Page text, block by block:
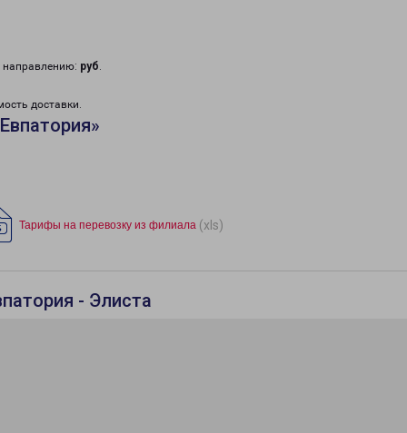
руб.
доставки.
Тарифы на перевозку из филиала (xls)
- Элиста